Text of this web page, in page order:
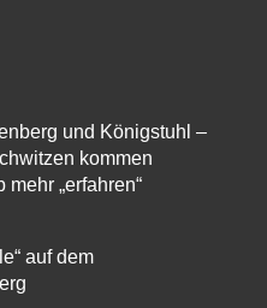
und Königstuhl –
kommen
„erfahren“
auf dem